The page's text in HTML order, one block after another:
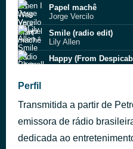
Papel machê
Jorge Vercilo
Smile (radio edit)
Lily Allen
Happy (From
Esotérico - Ao Vivo
Gal Costa
Eu queria ter uma
Barão Vermelho
Perfil
Transmitida a partir de
emissora de rádio
dedicada ao